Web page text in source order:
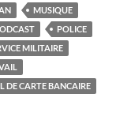
MUSIQUE
POLICE
MILITAIRE
DE CARTE BANCAIRE